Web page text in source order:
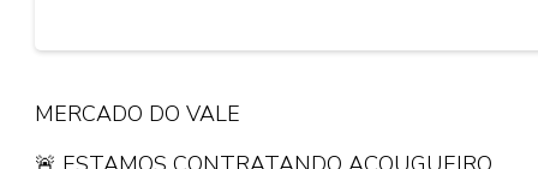
MERCADO DO VALE